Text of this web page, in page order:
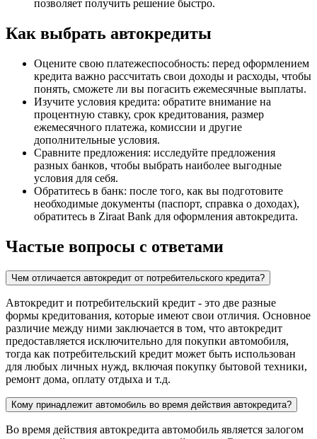
позволяет получить решение быстро.
Как выбрать автокредиты
Оцените свою платежеспособность: перед оформлением
кредита важно рассчитать свои доходы и расходы, чтобы
понять, сможете ли вы погасить ежемесячные выплаты.
Изучите условия кредита: обратите внимание на
процентную ставку, срок кредитования, размер
ежемесячного платежа, комиссии и другие
дополнительные условия.
Сравните предложения: исследуйте предложения
разных банков, чтобы выбрать наиболее выгодные
условия для себя.
Обратитесь в банк: после того, как вы подготовите
необходимые документы (паспорт, справка о доходах),
обратитесь в Ziraat Bank для оформления автокредита.
Частые вопросы с ответами
Чем отличается автокредит от потребительского кредита?
Автокредит и потребительский кредит - это две разные
формы кредитования, которые имеют свои отличия. Основное
различие между ними заключается в том, что автокредит
предоставляется исключительно для покупки автомобиля,
тогда как потребительский кредит может быть использован
для любых личных нужд, включая покупку бытовой техники,
ремонт дома, оплату отдыха и т.д.
Кому принадлежит автомобиль во время действия автокредита?
Во время действия автокредита автомобиль является залогом